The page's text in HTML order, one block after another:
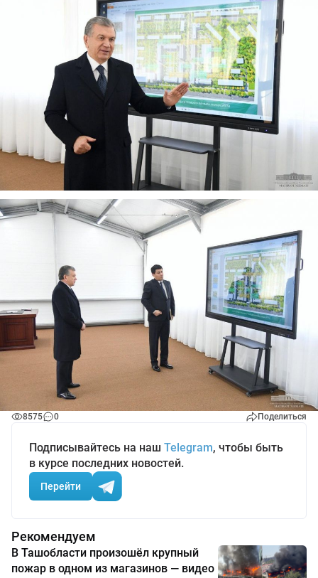
8575 0 Поделиться
Подписывайтесь на наш Telegram, чтобы быть
в курсе последних новостей.
Перейти
Рекомендуем
В Ташобласти произошёл крупный
пожар в одном из магазинов — видео